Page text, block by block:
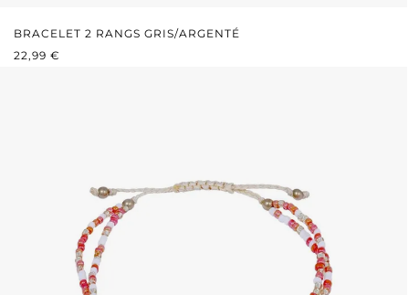
BRACELET 2 RANGS GRIS/ARGENTÉ
PRIX RÉGULIER :
22,99 €